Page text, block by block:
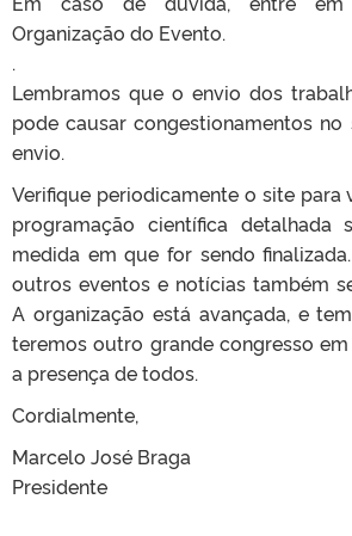
Organização do Evento.
.
Lembramos que o envio dos
pode causar congestionamentos
envio.
Verifique periodicamente o site para
programação científica detalhada
medida em que for sendo
outros eventos e notícias também
A organização está avançada, e
teremos outro grande congresso
a presença de todos.
Cordialmente,
Marcelo José Braga
Presidente